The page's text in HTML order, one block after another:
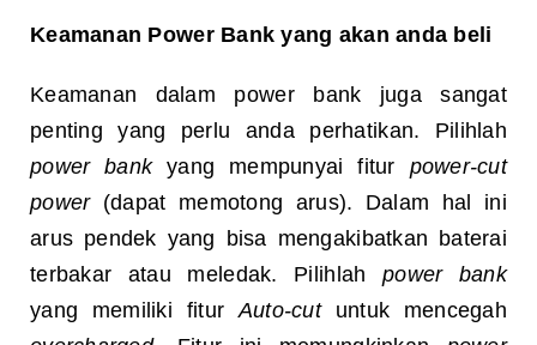
Keamanan Power Bank yang akan anda beli
Keamanan dalam power bank juga sangat
penting yang perlu anda perhatikan. Pilihlah
power bankyang mempunyai fitur power-cut
power(dapat memotong arus). Dalam hal ini
arus pendek yang bisa mengakibatkan baterai
terbakar atau meledak. Pilihlah power bank
yang memiliki fitur Auto-cutuntuk mencegah